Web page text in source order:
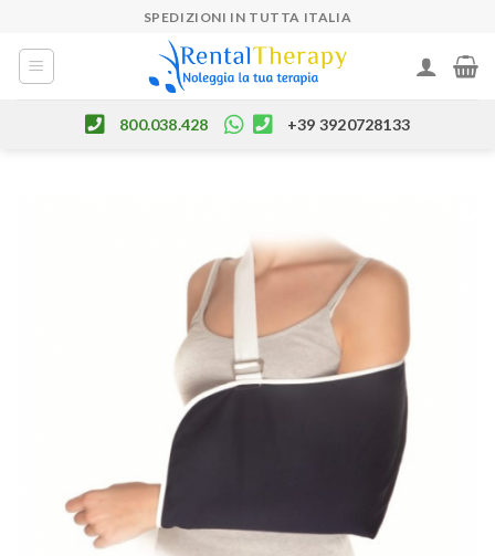
content
SPEDIZIONI IN TUTTA ITALIA
800.038.428 +39 3920728133